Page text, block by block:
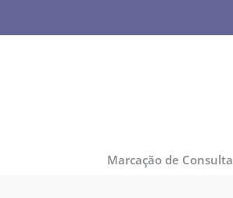
to
Marcação de Consulta